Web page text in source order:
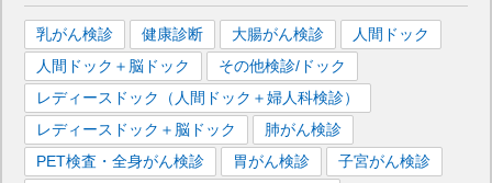
乳がん検診 健康診断 大腸がん検診
人間ドック
人間ドック＋脳ドック
その他検診/ドック
レディースドック（人間ドック＋婦人科検診）
レディースドック＋脳ドック
肺がん検診
PET検査・全身がん検診
胃がん検診
子宮がん検診